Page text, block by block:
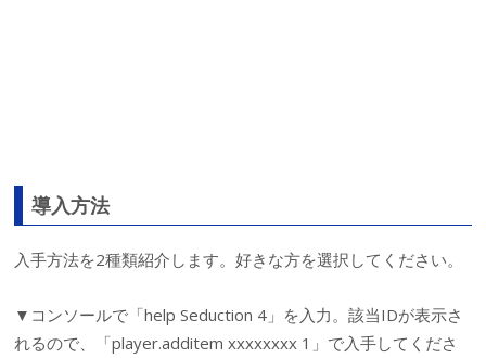
導入方法
入手方法を2種類紹介します。好きな方を選択してください。
▼コンソールで「help Seduction 4」を入力。該当IDが表示さ
れるので、「player.additem xxxxxxxx 1」で入手してくださ